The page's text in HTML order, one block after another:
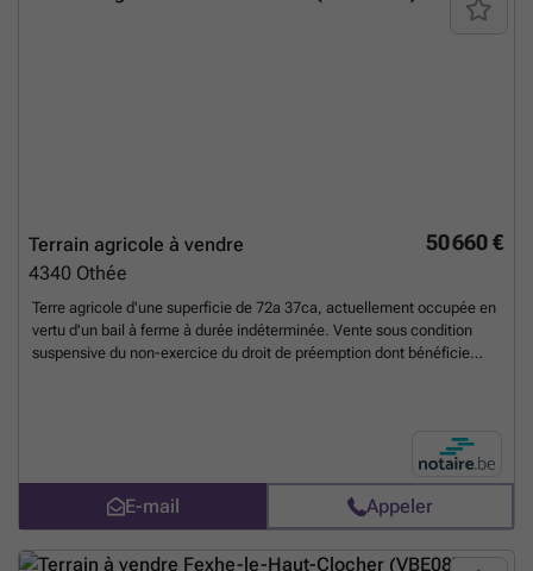
50 660 €
Terrain agricole à vendre
4340 Othée
Terre agricole d'une superficie de 72a 37ca, actuellement occupée en
vertu d'un bail à ferme à durée indéterminée. Vente sous condition
suspensive du non-exercice du droit de préemption dont bénéficie
E-mail Appeler